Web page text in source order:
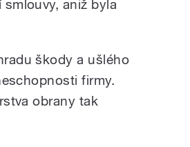
aniž byla
škody a ušlého
firmy.
obrany tak